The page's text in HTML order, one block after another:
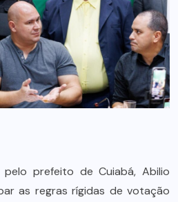
prefeito de Cuiabá, Abilio
as regras rígidas de votação